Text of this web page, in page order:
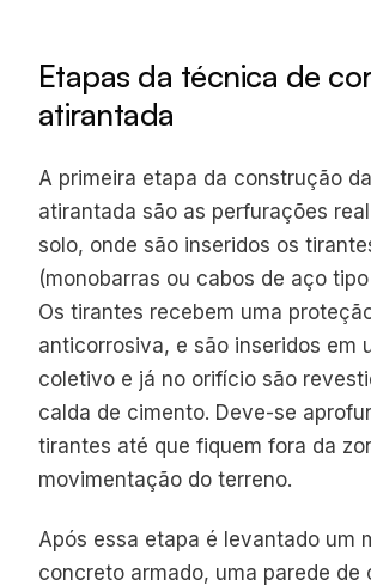
Etapas da técnica de
atirantada
A primeira etapa da construção
atirantada são as perfurações
solo, onde são inseridos os
(monobarras ou cabos de aço
Os tirantes recebem uma
anticorrosiva, e são inseridos em
coletivo e já no orifício são
calda de cimento. Deve-se
tirantes até que fiquem fora da
movimentação do terreno.
Após essa etapa é levantado um
concreto armado, uma parede de